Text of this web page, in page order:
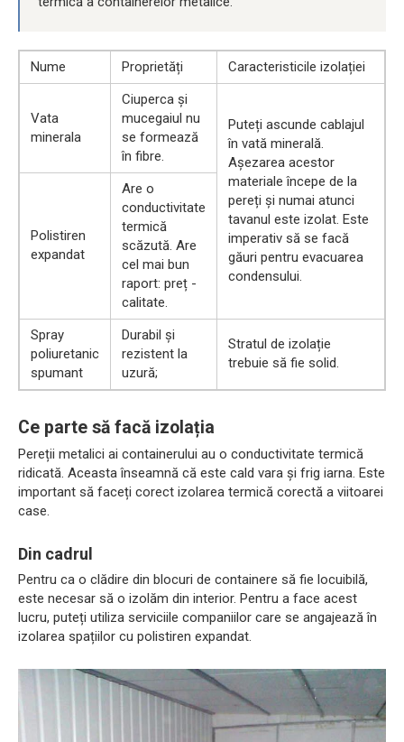
Nume Proprietăți Caracteristicile izolației
Vata
minerala
Ciuperca și
mucegaiul nu
se formează
în fibre.
Puteți ascunde cablajul
în vată minerală.
Așezarea acestor
materiale începe de la
pereți și numai atunci
tavanul este izolat. Este
imperativ să se facă
găuri pentru evacuarea
condensului.
Polistiren
expandat
Are o
conductivitate
termică
scăzută. Are
cel mai bun
raport: preț -
calitate.
Spray
poliuretanic
spumant
Durabil și
rezistent la
uzură;
Stratul de izolație
trebuie să fie solid.
Ce parte să facă izolația
Pereții metalici ai containerului au o conductivitate termică
ridicată. Aceasta înseamnă că este cald vara și frig iarna. Este
important să faceți corect izolarea termică corectă a viitoarei
case.
Din cadrul
Pentru ca o clădire din blocuri de containere să fie locuibilă,
este necesar să o izolăm din interior. Pentru a face acest
lucru, puteți utiliza serviciile companiilor care se angajează în
izolarea spațiilor cu polistiren expandat.